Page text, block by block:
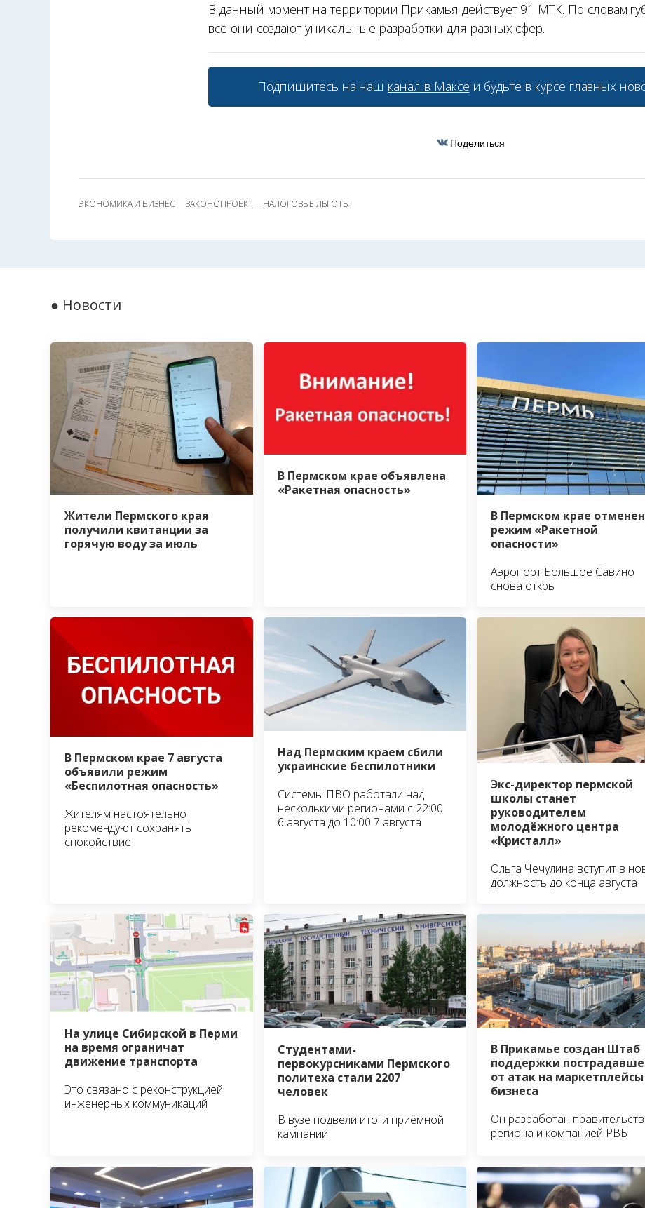
В данный момент на территории Прикамья действует 91 МТК. По словам
все они создают уникальные разработки для разных сфер.
Подпишитесь на наш канал в Максе и будьте в курсе главных
Поделиться
ЭКОНОМИКА И БИЗНЕС ЗАКОНОПРОЕКТ НАЛОГОВЫЕ ЛЬГОТЫ
● Новости
Жители Пермского края
получили квитанции за
горячую воду за июль
В Пермском крае объявлена
«Ракетная опасность»
В Пермском крае отменен
режим «Ракетной
опасности»
Аэропорт Большое Савино
снова откры
В Пермском крае 7 августа
объявили режим
«Беспилотная опасность»
Жителям настоятельно
рекомендуют сохранять
спокойствие
Над Пермским краем сбили
украинские беспилотники
Системы ПВО работали над
несколькими регионами с 22:00
6 августа до 10:00 7 августа
Экс-директор пермской
школы станет
руководителем
молодёжного центра
«Кристалл»
Ольга Чечулина вступит в
должность до конца августа
На улице Сибирской в Перми
на время ограничат
движение транспорта
Это связано с реконструкцией
инженерных коммуникаций
Студентами-
первокурсниками Пермского
политеха стали 2207
человек
В вузе подвели итоги приёмной
кампании
В Прикамье создан Штаб
поддержки
от атак на маркетплейсы
бизнеса
Он разработан
региона и компанией РВБ